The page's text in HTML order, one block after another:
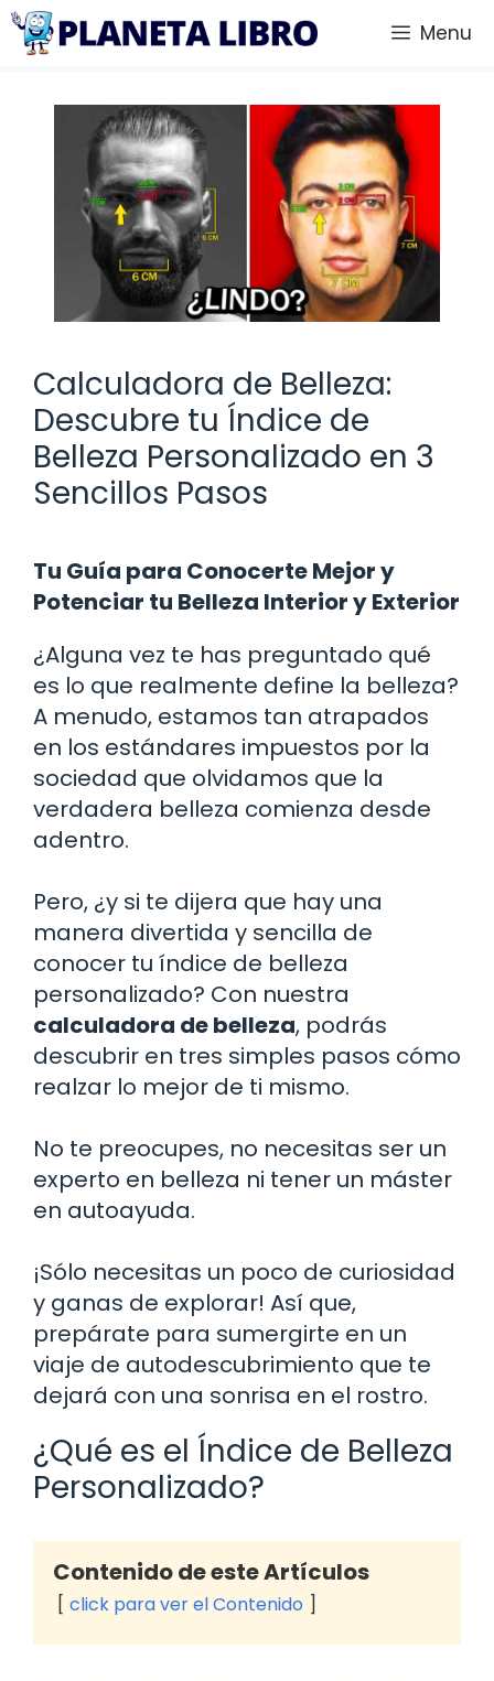
Saltar
Menu
Calculadora de Belleza:
Descubre tu Índice de
Belleza Personalizado en 3
Sencillos Pasos
Tu Guía para Conocerte Mejor y
Potenciar tu Belleza Interior y Exterior
¿Alguna vez te has preguntado qué
es lo que realmente define la belleza?
A menudo, estamos tan atrapados
en los estándares impuestos por la
sociedad que olvidamos que la
verdadera belleza comienza desde
adentro.
Pero, ¿y si te dijera que hay una
manera divertida y sencilla de
conocer tu índice de belleza
personalizado? Con nuestra
calculadora de belleza, podrás
descubrir en tres simples pasos cómo
realzar lo mejor de ti mismo.
No te preocupes, no necesitas ser un
experto en belleza ni tener un máster
en autoayuda.
¡Sólo necesitas un poco de curiosidad
y ganas de explorar! Así que,
prepárate para sumergirte en un
viaje de autodescubrimiento que te
dejará con una sonrisa en el rostro.
¿Qué es el Índice de Belleza
Personalizado?
Contenido de este Artículos
click para ver el Contenido